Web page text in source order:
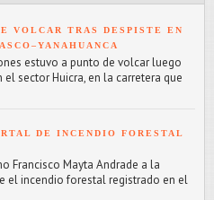
VOLCAR TRAS DESPISTE EN
estuvo a punto de volcar luego
sector Huicra, en la carretera que
DE INCENDIO FORESTAL
Francisco Mayta Andrade a la
el incendio forestal registrado en el